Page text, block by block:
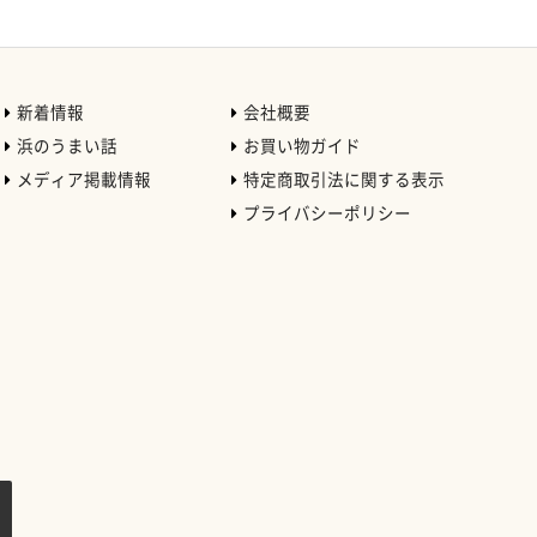
新着情報
浜のうまい話
メディア掲載情報
会社概要
お買い物ガイド
特定商取引法に関する表示
プライバシーポリシー